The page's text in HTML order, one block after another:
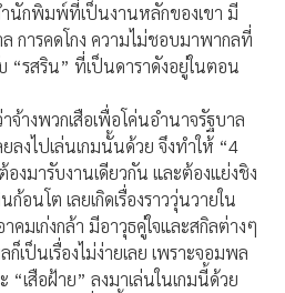
นักพิมพ์ที่เป็นงานหลักของเขา มี
การคดโกง ความไม่ชอบมาพากลที่
“รสริน” ที่เป็นดาราดังอยู่ในตอน
างพวกเสือเพื่อโค่นอำนาจรัฐบาล
ลงไปเล่นเกมนั้นด้วย จึงทำให้ “4
งมารับงานเดียวกัน และต้องแย่งชิง
อนโต เลยเกิดเรื่องราววุ่นวายใน
มเก่งกล้า มีอาวุธคู่ใจและสกิลต่างๆ
เป็นเรื่องไม่ง่ายเลย เพราะจอมพล
เสือฝ้าย” ลงมาเล่นในเกมนี้ด้วย